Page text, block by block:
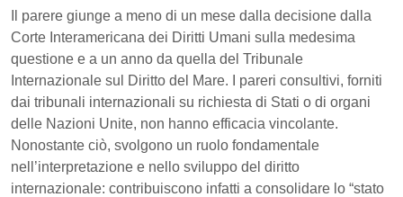
Il parere giunge a meno di un mese dalla decisione dalla
Corte Interamericana dei Diritti Umani sulla medesima
questione e a un anno da quella del Tribunale
Internazionale sul Diritto del Mare. I pareri consultivi, forniti
dai tribunali internazionali su richiesta di Stati o di organi
delle Nazioni Unite, non hanno efficacia vincolante.
Nonostante ciò, svolgono un ruolo fondamentale
nell’interpretazione e nello sviluppo del diritto
internazionale: contribuiscono infatti a consolidare lo “stato